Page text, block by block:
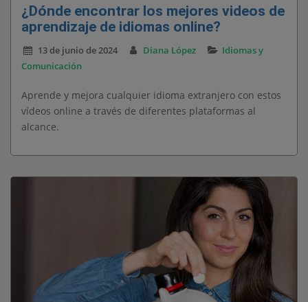
¿Dónde encontrar los mejores videos de
aprendizaje de idiomas online?
13 de junio de 2024 Diana López
Idiomas y
Comunicación
Aprende y mejora cualquier idioma extranjero con estos
vídeos online a través de diferentes plataformas al
alcance.